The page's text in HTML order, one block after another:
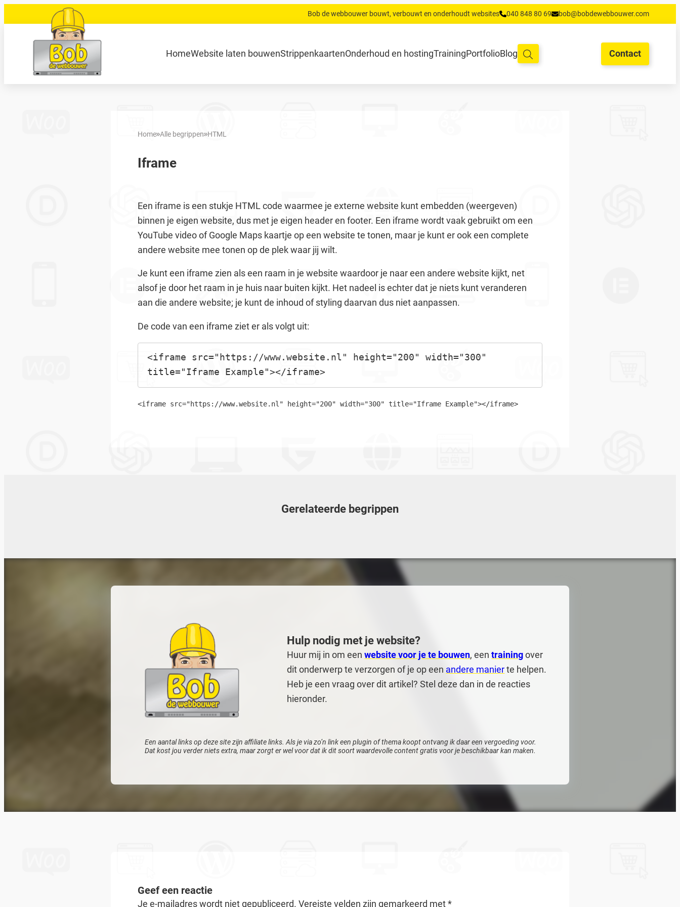
naar
Bob de webbouwer bouwt, verbouwt en onderhoudt websites 040 848 80 69 bob@bobdewebbouwer.com
HomeWebsite laten bouwenStrippenkaartenOnderhoud en hostingTrainingPortfolioBlog Contact
040 848 80 69 Begrippen Contact
Zoeken
Home Alle begrippen HTML
Iframe
Een iframe is een stukje HTML code waarmee je externe website kunt embedden (weergeven)
binnen je eigen website, dus met je eigen header en footer. Een iframe wordt vaak gebruikt om een
YouTube video of Google Maps kaartje op een website te tonen, maar je kunt er ook een complete
andere website mee tonen op de plek waar jij wilt.
Je kunt een iframe zien als een raam in je website waardoor je naar een andere website kijkt, net
alsof je door het raam in je huis naar buiten kijkt. Het nadeel is echter dat je niets kunt veranderen
aan die andere website; je kunt de inhoud of styling daarvan dus niet aanpassen.
De code van een iframe ziet er als volgt uit:
<iframe src="https://www.website.nl" height="200" width="300"
title="Iframe Example"></iframe>
<iframe src="https://www.website.nl" height="200" width="300" title="Iframe Example"></iframe>
Gerelateerde begrippen
Hulp nodig met je website?
Huur mij in om eenwebsite voor je te bouwen, eentraining over
dit onderwerp te verzorgen of je op een andere manier te helpen.
Heb je een vraag over dit artikel? Stel deze dan in de reacties
hieronder.
Een aantal links op deze site zijn affiliate links. Als je via zo’n link een plugin of thema koopt ontvang ik daar een vergoeding voor.
Dat kost jou verder niets extra, maar zorgt er wel voor dat ik dit soort waardevolle content gratis voor je beschikbaar kan maken.
Geef een reactie
Je e-mailadres wordt niet gepubliceerd. Vereiste velden zijn gemarkeerd met *